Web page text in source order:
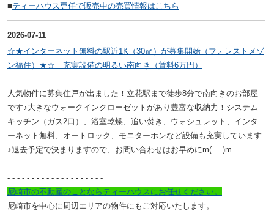
■ティーハウス専任で販売中の売買情報はこちら
2026-07-11
☆★インターネット無料の駅近1K（30㎡）が募集開始（フォレストメゾ
ン福住）★☆ 充実設備の明るい南向き（賃料6万円）
人気物件に募集住戸が出ました！立花駅まで徒歩8分で南向きのお部屋
です♪大きなウォークインクローゼットがあり豊富な収納力！システム
キッチン（ガス2口）、浴室乾燥、追い焚き、ウォシュレット、インタ
ーネット無料、オートロック、モニターホンなど設備も充実しています
♪退去予定で決まりますので、お問い合わせはお早めにm(_ _)m
- - - - - - - - - - - - - - - - - - - -
尼崎市の不動産のことならティーハウスにお任せください。
尼崎市を中心に周辺エリアの物件にもご対応いたします。